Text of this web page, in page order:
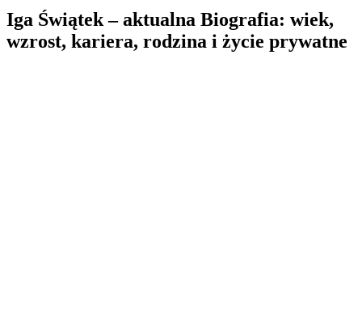
Iga Świątek – aktualna Biografia: wiek,
wzrost, kariera, rodzina i życie prywatne